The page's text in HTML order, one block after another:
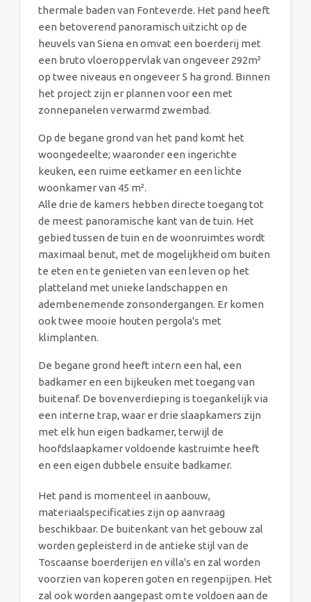
thermale baden van Fonteverde. Het pand heeft
een betoverend panoramisch uitzicht op de
heuvels van Siena en omvat een boerderij met
een bruto vloeroppervlak van ongeveer 292m²
op twee niveaus en ongeveer 5 ha grond. Binnen
het project zijn er plannen voor een met
zonnepanelen verwarmd zwembad.
Op de begane grond van het pand komt het
woongedeelte; waaronder een ingerichte
keuken, een ruime eetkamer en een lichte
woonkamer van 45 m².
Alle drie de kamers hebben directe toegang tot
de meest panoramische kant van de tuin. Het
gebied tussen de tuin en de woonruimtes wordt
maximaal benut, met de mogelijkheid om buiten
te eten en te genieten van een leven op het
platteland met unieke landschappen en
adembenemende zonsondergangen. Er komen
ook twee mooie houten pergola's met
klimplanten.
De begane grond heeft intern een hal, een
badkamer en een bijkeuken met toegang van
buitenaf. De bovenverdieping is toegankelijk via
een interne trap, waar er drie slaapkamers zijn
met elk hun eigen badkamer, terwijl de
hoofdslaapkamer voldoende kastruimte heeft
en een eigen dubbele ensuite badkamer.
Het pand is momenteel in aanbouw,
materiaalspecificaties zijn op aanvraag
beschikbaar. De buitenkant van het gebouw zal
worden gepleisterd in de antieke stijl van de
Toscaanse boerderijen en villa's en zal worden
voorzien van koperen goten en regenpijpen. Het
zal ook worden aangepast om te voldoen aan de